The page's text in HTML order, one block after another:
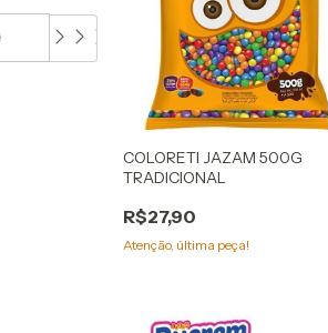
COLORETI JAZAM 500G
TRADICIONAL
R$27,90
Atenção, última peça!